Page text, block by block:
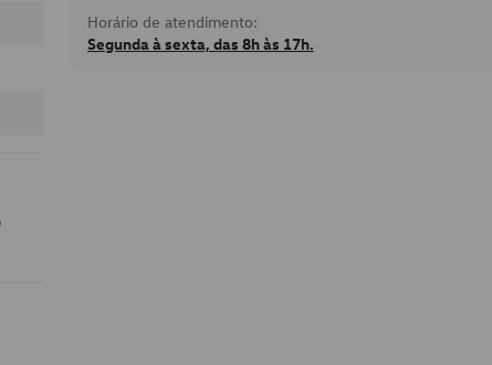
Horário de atendimento:
Segunda à sexta, das 8h às 17h.